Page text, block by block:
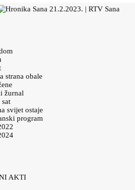
strana obale
žurnal
svijet ostaje
program
AKTI